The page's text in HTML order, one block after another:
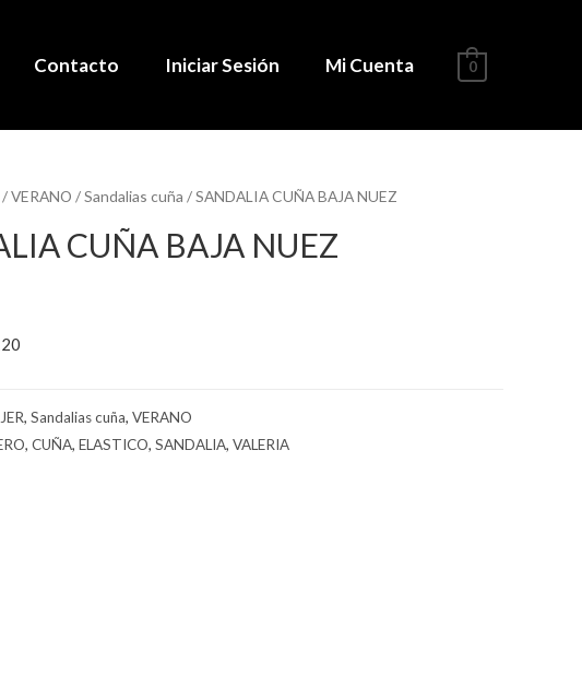
Contacto Iniciar Sesión Mi Cuenta 0
/VERANO /Sandalias cuña / SANDALIA CUÑA BAJA NUEZ
CUÑA BAJA NUEZ
, Sandalias cuña, VERANO
, CUÑA, ELASTICO, SANDALIA, VALERIA